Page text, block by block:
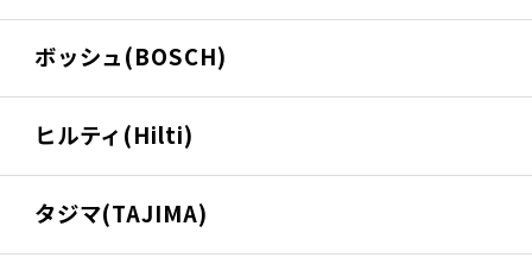
ボッシュ(BOSCH)
ヒルティ(Hilti)
タジマ(TAJIMA)